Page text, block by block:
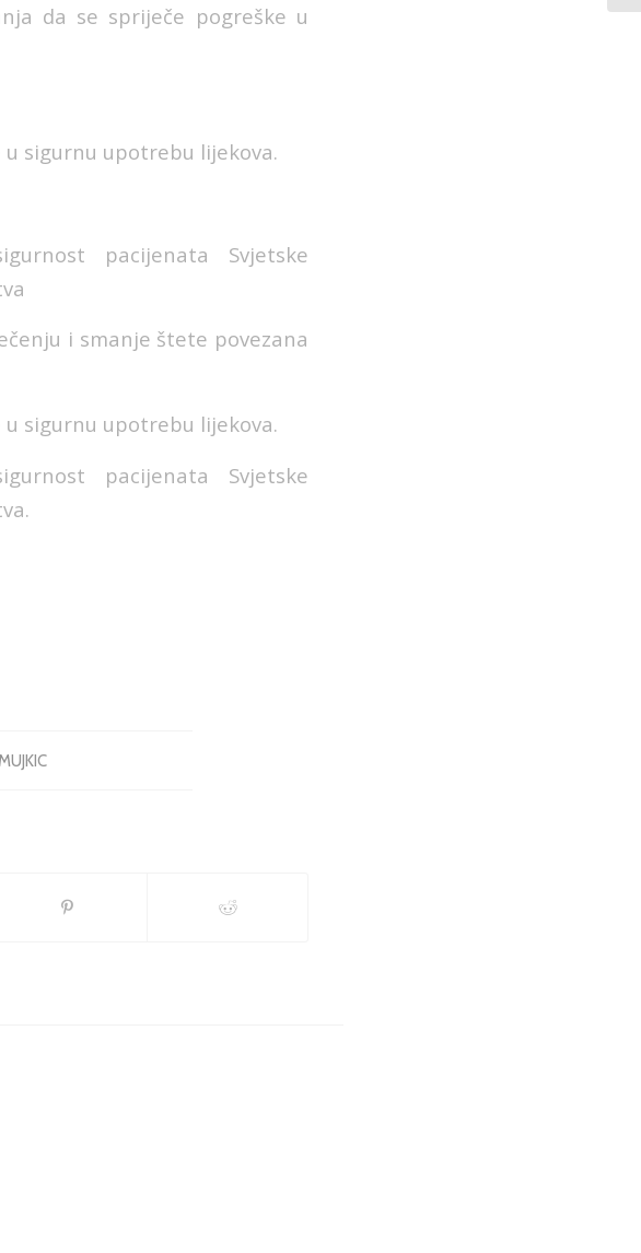
da se spriječe pogreške u
u sigurnu upotrebu lijekova.
pacijenata Svjetske
i smanje štete povezana
u sigurnu upotrebu lijekova.
pacijenata Svjetske